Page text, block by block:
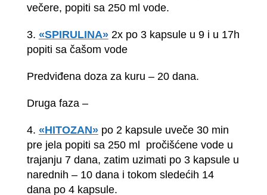
večere, popiti sa 250 ml vode.
3. «SPIRULINA»2x po 3 kapsule u 9 i u 17h
popiti sa čašom vode
Predviđena doza za kuru – 20 dana.
Druga faza –
4. «HITOZAN»po 2 kapsule uveče 30 min
pre jela popiti sa 250 ml pročišćene vode u
trajanju 7 dana, zatim uzimati po 3 kapsule u
narednih – 10 dana i tokom sledećih 14
dana po 4 kapsule.